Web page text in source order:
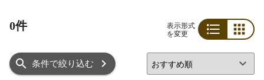
0件
表示形式
を変更
条件で絞り込む